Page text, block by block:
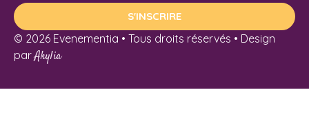
S'INSCRIRE
© 2026 Evenementia • Tous droits réservés • Design
parAkylia